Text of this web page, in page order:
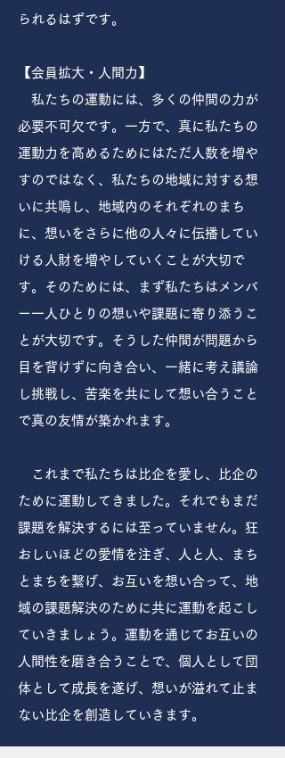
られるはずです。
【会員拡大・人間力】
私たちの運動には、多くの仲間の力が
必要不可欠です。一方で、真に私たちの
運動力を高めるためにはただ人数を増や
すのではなく、私たちの地域に対する想
いに共鳴し、地域内のそれぞれのまち
に、想いをさらに他の人々に伝播してい
ける人財を増やしていくことが大切で
す。そのためには、まず私たちはメンバ
ー一人ひとりの想いや課題に寄り添うこ
とが大切です。そうした仲間が問題から
目を背けずに向き合い、一緒に考え議論
し挑戦し、苦楽を共にして想い合うこと
で真の友情が築かれます。
これまで私たちは比企を愛し、比企の
ために運動してきました。それでもまだ
課題を解決するには至っていません。狂
おしいほどの愛情を注ぎ、人と人、まち
とまちを繋げ、お互いを想い合って、地
域の課題解決のために共に運動を起こし
ていきましょう。運動を通じてお互いの
人間性を磨き合うことで、個人として団
体として成長を遂げ、想いが溢れて止ま
ない比企を創造していきます。